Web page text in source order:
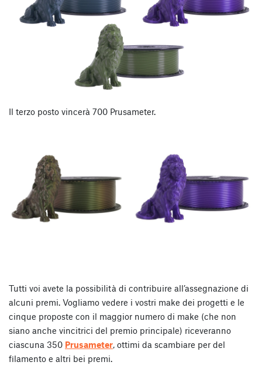
Il terzo posto vincerà 700 Prusameter.
Tutti voi avete la possibilità di contribuire all’assegnazione di
alcuni premi. Vogliamo vedere i vostri make dei progetti e le
cinque proposte con il maggior numero di make (che non
siano anche vincitrici del premio principale) riceveranno
ciascuna 350 Prusameter, ottimi da scambiare per del
filamento e altri bei premi.